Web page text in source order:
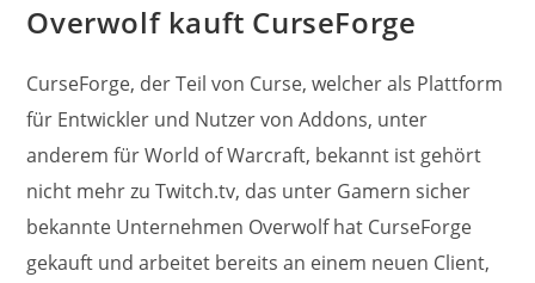
Overwolf kauft CurseForge
CurseForge, der Teil von Curse, welcher als Plattform
für Entwickler und Nutzer von Addons, unter
anderem für World of Warcraft, bekannt ist gehört
nicht mehr zu Twitch.tv, das unter Gamern sicher
bekannte Unternehmen Overwolf hat CurseForge
gekauft und arbeitet bereits an einem neuen Client,